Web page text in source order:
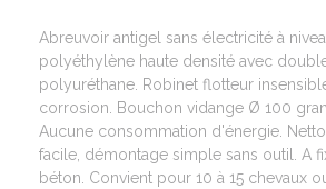
Abreuvoir antigel sans électricité à
polyéthylène haute densité avec
polyuréthane. Robinet flotteur
corrosion. Bouchon vidange Ø 100
Aucune consommation d'énergie.
facile, démontage simple sans outil. A
béton. Convient pour 10 à 15 chevaux